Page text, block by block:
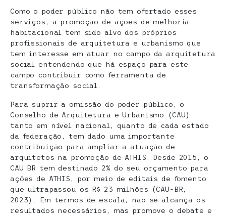
Como o poder público não tem ofertado esses
serviços, a promoção de ações de melhoria
habitacional tem sido alvo dos próprios
profissionais de arquitetura e urbanismo que
tem interesse em atuar no campo da arquitetura
social entendendo que há espaço para este
campo contribuir como ferramenta de
transformação social.
Para suprir a omissão do poder público, o
Conselho de Arquitetura e Urbanismo (CAU)
tanto em nível nacional, quanto de cada estado
da federação, tem dado uma importante
contribuição para ampliar a atuação de
arquitetos na promoção de ATHIS. Desde 2015, o
CAU BR tem destinado 2% do seu orçamento para
ações de ATHIS, por meio de editais de fomento
que ultrapassou os R$ 23 milhões (CAU-BR,
2023). Em termos de escala, não se alcança os
resultados necessários, mas promove o debate e